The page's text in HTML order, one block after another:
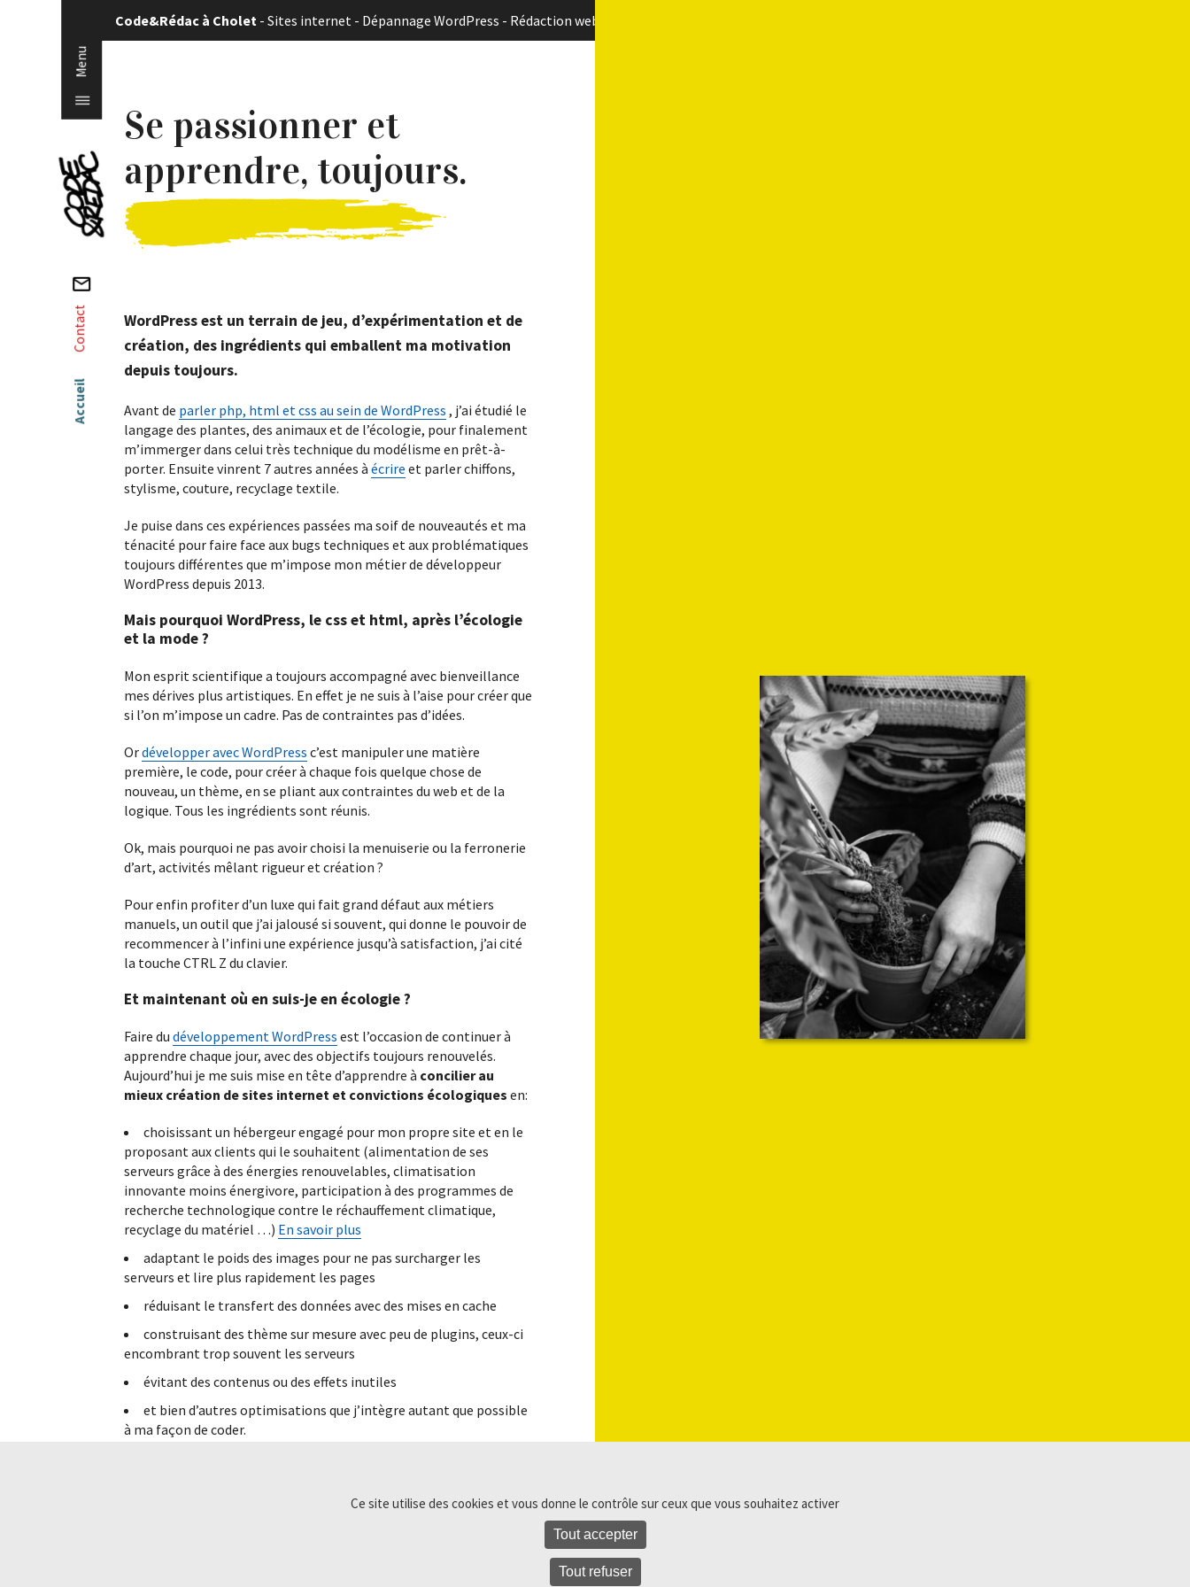
Code&Rédac à Cholet - Sites internet - Dépannage WordPress - Rédaction web
|||
Menu
Contact
Accueil
Qui sommes-nous ?
Site internet
Un site internet pour gagner en crédibilité, en communication, en contacts avec vos visiteurs… c’est l’outil de
Développement WordPress
Vous êtes webdesigner ou agence web avec un besoin de sous-traitance pour du développement WordPress.
Nous répondons à vos demandes.
Dépannage WordPress
Votre site WordPress est cassé, lent ou affiche
dépannage rapide, fiable et sécurisé.
Maintenance WordPress
Contenus web
Vous manquez de temps ou de recul pour vos contenus ? Nous le prendrons pour vous, en pensant
référencement naturel…
Réalisations
Découvrez en quelques mots en quoi chaque
projet de site internet est sur mesure…
Se passionner et
apprendre, toujours.
WordPress est un terrain de jeu, d’expérimentation et de
création, des ingrédients qui emballent ma motivation
depuis toujours.
Avant de parler php, html et css au sein de WordPress , j’ai étudié le
langage des plantes, des animaux et de l’écologie, pour finalement
m’immerger dans celui très technique du modélisme en prêt-à-
porter. Ensuite vinrent 7 autres années à écrire et parler chiffons,
stylisme, couture, recyclage textile.
Je puise dans ces expériences passées ma soif de nouveautés et ma
ténacité pour faire face aux bugs techniques et aux problématiques
toujours différentes que m’impose mon métier de développeur
WordPress depuis 2013.
Mais pourquoi WordPress, le css et html, après l’écologie
et la mode ?
Mon esprit scientifique a toujours accompagné avec bienveillance
mes dérives plus artistiques. En effet je ne suis à l’aise pour créer que
si l’on m’impose un cadre. Pas de contraintes pas d’idées.
Ordévelopper avec WordPress c’est manipuler une matière
première, le code, pour créer à chaque fois quelque chose de
nouveau, un thème, en se pliant aux contraintes du web et de la
logique. Tous les ingrédients sont réunis.
Ok, mais pourquoi ne pas avoir choisi la menuiserie ou la ferronerie
d’art, activités mêlant rigueur et création ?
Pour enfin profiter d’un luxe qui fait grand défaut aux métiers
manuels, un outil que j’ai jalousé si souvent, qui donne le pouvoir de
recommencer à l’infini une expérience jusqu’à satisfaction, j’ai cité
la touche CTRL Z du clavier.
Et maintenant où en suis-je en écologie ?
Faire du développement WordPress est l’occasion de continuer à
apprendre chaque jour, avec des objectifs toujours renouvelés.
Aujourd’hui je me suis mise en tête d’apprendre à concilier au
mieux création de sites internet et convictions écologiques en:
choisissant un hébergeur engagé pour mon propre site et en le
proposant aux clients qui le souhaitent (alimentation de ses
serveurs grâce à des énergies renouvelables, climatisation
innovante moins énergivore, participation à des programmes de
recherche technologique contre le réchauffement climatique,
recyclage du matériel …) En savoir plus
adaptant le poids des images pour ne pas surcharger les
serveurs et lire plus rapidement les pages
réduisant le transfert des données avec des mises en cache
construisant des thème sur mesure avec peu de plugins, ceux-ci
encombrant trop souvent les serveurs
évitant des contenus ou des effets inutiles
et bien d’autres optimisations que j’intègre autant que possible
à ma façon de coder.
Google et au référencement. D’une pierre deux coups !Ce site utilise des cookies et vous donne le contrôle sur ceux que vous souhaitez activer
Tout accepter
Tout refuser